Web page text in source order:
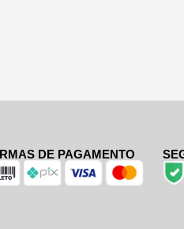
DE PAGAMENTO